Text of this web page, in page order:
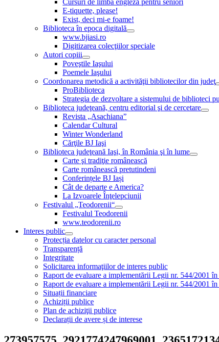
Cursuri de limba engleză pentru seniori
E-tiquette, please!
Exist, deci mi-e foame!
Biblioteca în epoca digitală
www.bjiasi.ro
Digitizarea colecţiilor speciale
Autori copiii
Poveştile Iaşului
Poemele Iaşului
Coordonarea metodică a activităţii bibliotecilor din judeţ
ProBiblioteca
Strategia de dezvoltare a sistemului de biblioteci
Biblioteca judeţeană, centru editorial şi de cercetare
Revista „Asachiana”
Calendar Cultural
Winter Wonderland
Cărţile BJ Iaşi
Biblioteca judeţeană Iaşi, în România şi în lume
Carte şi tradiţie românească
Carte românească pretutindeni
Conferințele BJ Iași
Cât de departe e America?
La Izvoarele Înţelepciunii
Festivalul „Teodorenii“
Festivalul Teodorenii
www.teodorenii.ro
Interes public
Protecția datelor cu caracter personal
Transparență
Integritate
Solicitarea informaţiilor de interes public
Raport de evaluare a implementării Legii nr. 544/2001
Raport de evaluare a implementării Legii nr. 544/2001
Situații financiare
Achiziții publice
Plan de achiziţii publice
Declarații de avere și de interese